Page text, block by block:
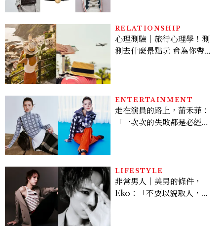
RELATIONSHIP
心理測驗｜旅行心理學！測
測去什麼景點玩 會為你帶來
ENTERTAINMENT
走在演員的路上，蒲禾菲：
「一次次的失敗都是必經過
LIFESTYLE
非常男人｜美男的條件，
Eko：「不要以貌取人，內